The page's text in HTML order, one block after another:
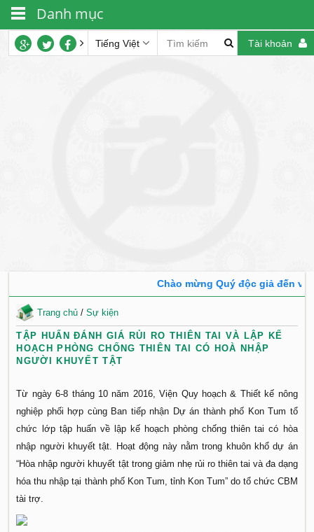
Tài khoản
Tiếng Việt
Chào mừng Quý độc giả đến
Trang chủ /Sự kiện
TẬP HUẤN ĐÁNH GIÁ RỦI RO THIÊN TAI VÀ LẬP KẾ
HOẠCH PHÒNG CHỐNG THIÊN TAI CÓ HOÀ NHẬP
NGƯỜI KHUYẾT TẬT
Từ ngày 6-8 tháng 10 năm 2016, Viện Quy hoạch & Thiết kế nông
nghiệp phối hợp cùng Ban tiếp nhận Dự án thành phố Kon Tum tổ
chức lớp tập huấn về lập kế hoạch phòng chống thiên tai có hòa
nhập người khuyết tật. Hoạt động này nằm trong khuôn khổ dự án
“Hòa nhập người khuyết tật trong giảm nhẹ rủi ro thiêntai và đa dạng
hóa thu nhập tại thành phố KonTum, tỉnh KonTum”do tổ chức CBM
tài trợ.
Danh mục